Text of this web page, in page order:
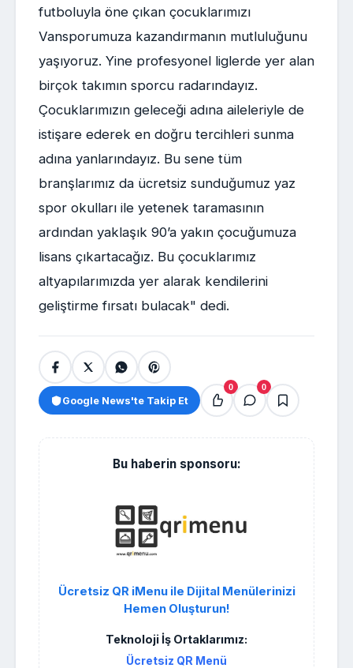
futboluyla öne çıkan çocuklarımızı
Vansporumuza kazandırmanın mutluluğunu
yaşıyoruz. Yine profesyonel liglerde yer alan
birçok takımın sporcu radarındayız.
Çocuklarımızın geleceği adına aileleriyle de
istişare ederek en doğru tercihleri sunma
adına yanlarındayız. Bu sene tüm
branşlarımız da ücretsiz sunduğumuz yaz
spor okulları ile yetenek taramasının
ardından yaklaşık 90’a yakın çocuğumuza
lisans çıkartacağız. Bu çocuklarımız
altyapılarımızda yer alarak kendilerini
geliştirme fırsatı bulacak" dedi.
Google News'te Takip Et
0 0
Bu haberin sponsoru:
Ücretsiz QR iMenu ile Dijital Menülerinizi
Hemen Oluşturun!
Teknoloji İş Ortaklarımız:
Ücretsiz QR Menü